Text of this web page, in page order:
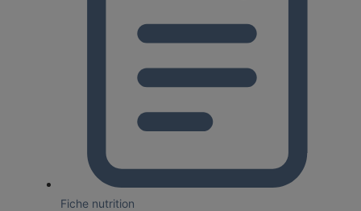
Fiche nutrition